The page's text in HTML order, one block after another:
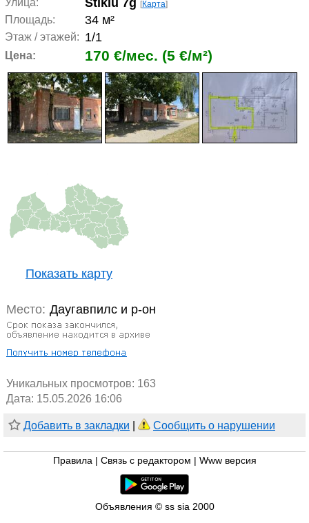
Улица: Stiklu 7g [Карта]
Площадь: 34 м²
Этаж / этажей: 1/1
Цена: 170 €/мес. (5 €/м²)
Показать карту
Место: Даугавпилс и р-он
Уникальных просмотров: 163
Дата: 15.05.2026 16:06
Добавить в закладки Сообщить о нарушении
Правила Связь с редактором Www версия
Объявления © ss sia 2000